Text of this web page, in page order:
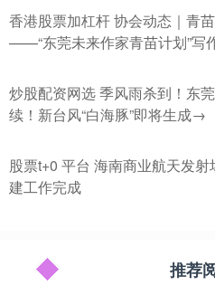
香港股票加杠杆 协会动态｜青
——“东莞未来作家青苗计划”写
炒股配资网选 季风雨杀到！东
续！新台风“白海豚”即将生成→
股票t+0 平台 海南商业航天发
建工作完成
推荐